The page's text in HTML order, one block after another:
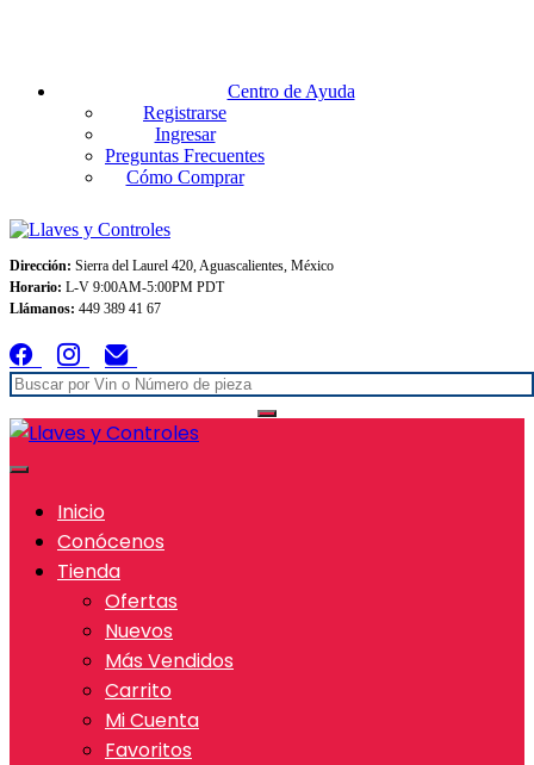
Centro de Ayuda
Registrarse
Ingresar
Preguntas Frecuentes
Cómo Comprar
Dirección: Sierra del Laurel 420, Aguascalientes, México
Horario: L-V 9:00AM-5:00PM PDT
Llámanos: 449 389 41 67
Inicio
Conócenos
Tienda
Ofertas
Nuevos
Más Vendidos
Carrito
Mi Cuenta
Favoritos